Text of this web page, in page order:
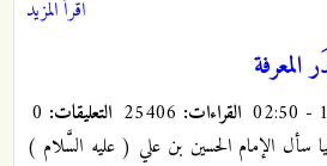
اقرأ المزيد
المعرفة
القراءات: التعليقات:
سأل الإمام الحسين بن علي ( عليه السَّلام )